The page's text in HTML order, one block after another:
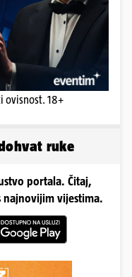
ovisnost. 18+
ruke
portala. Čitaj,
vijestima.